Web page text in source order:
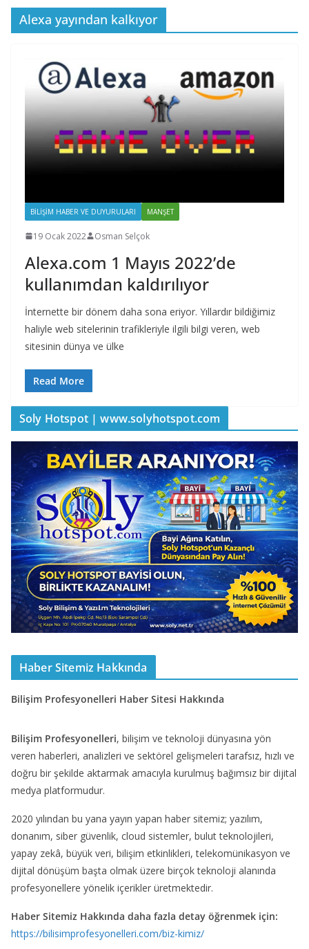
Alexa yayından kalkıyor
BILIŞIM HABER VE DUYURULARI MANŞET
19 Ocak 2022 Osman Selçok
Alexa.com 1 Mayıs 2022’de
kullanımdan kaldırılıyor
İnternette bir dönem daha sona eriyor. Yıllardır bildiğimiz
haliyle web sitelerinin trafikleriyle ilgili bilgi veren, web
sitesinin dünya ve ülke
Read More
Soly Hotspot | www.solyhotspot.com
Haber Sitemiz Hakkında
Bilişim Profesyonelleri Haber Sitesi Hakkında
Bilişim Profesyonelleri, bilişim ve teknoloji dünyasına yön
veren haberleri, analizleri ve sektörel gelişmeleri tarafsız, hızlı ve
doğru bir şekilde aktarmak amacıyla kurulmuş bağımsız bir dijital
medya platformudur.
2020 yılından bu yana yayın yapan haber sitemiz; yazılım,
donanım, siber güvenlik, cloud sistemler, bulut teknolojileri,
yapay zekâ, büyük veri, bilişim etkinlikleri, telekomünikasyon ve
dijital dönüşüm başta olmak üzere birçok teknoloji alanında
profesyonellere yönelik içerikler üretmektedir.
Haber Sitemiz Hakkında daha fazla detay öğrenmek için:
https://bilisimprofesyonelleri.com/biz-kimiz/